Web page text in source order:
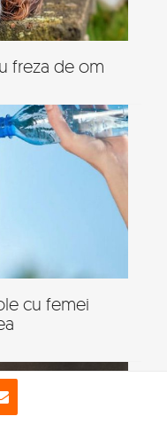
freza de om
cu femei